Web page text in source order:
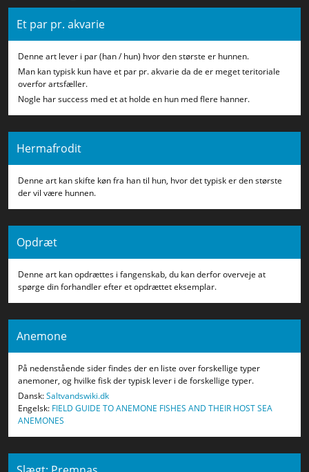
Et par pr. akvarie
Denne art lever i par (han / hun) hvor den største er hunnen.
Man kan typisk kun have et par pr. akvarie da de er meget teritoriale
overfor artsfæller.
Nogle har success med et at holde en hun med flere hanner.
Hermafrodit
Denne art kan skifte køn fra han til hun, hvor det typisk er den største
der vil være hunnen.
Opdræt
Denne art kan opdrættes i fangenskab, du kan derfor overveje at
spørge din forhandler efter et opdrættet eksemplar.
Anemone
På nedenstående sider findes der en liste over forskellige typer
anemoner, og hvilke fisk der typisk lever i de forskellige typer.
Dansk:Saltvandswiki.dk
Engelsk: FIELD GUIDE TO ANEMONE FISHES AND THEIR HOST SEA
ANEMONES